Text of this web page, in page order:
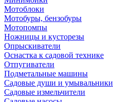
Мотоблоки
Мотобуры, бензобуры
Мотопомпы
Ножницы и кусторезы
Опрыскиватели
Оснастка к садовой технике
Отпугиватели
Подметальные машины
Садовые души и умывальники
Садовые измельчители